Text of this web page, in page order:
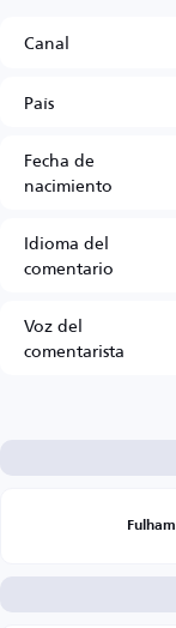
Canal
País
Fecha de
nacimiento
Idioma del
comentario
Voz del
comentarista
Fulham